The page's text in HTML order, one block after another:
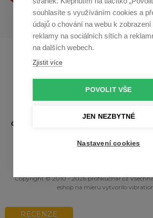
Profikuchar.sk
Copyright © 2010 - 2026 profikuchar.cz
eshop na mieru vytvorilo
RECENZE
souhlasíte s využíváním cookies a
údajů o chování na webu k zobrazení
reklamy na sociálních sítích a
na dalších webech.
Zjistit více
POVOLIT VŠE
JEN NEZBYTNÉ
Nastavení cookies